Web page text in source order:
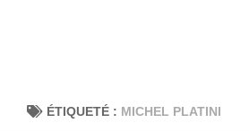
ÉTIQUETÉ : MICHEL PLATINI